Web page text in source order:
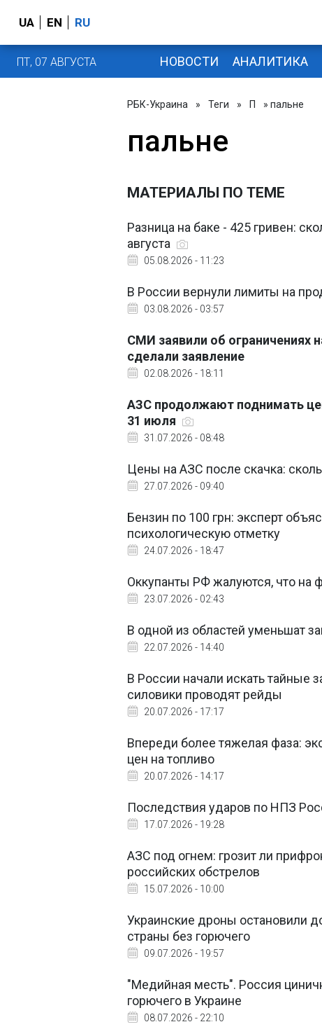
UA EN RU
ПТ, 07 АВГУСТА НОВОСТИ АНАЛИТИКА
РБК-Украина » Теги » П » пальне
пальне
МАТЕРИАЛЫ ПО ТЕМЕ
Разница на баке - 425 гривен:
августа
05.08.2026 - 11:23
В России вернули лимиты на
03.08.2026 - 03:57
СМИ заявили об ограничениях
сделали заявление
02.08.2026 - 18:11
АЗС продолжают поднимать
31 июля
31.07.2026 - 08:48
Цены на АЗС после скачка:
27.07.2026 - 09:40
Бензин по 100 грн: эксперт
психологическую отметку
24.07.2026 - 18:47
Оккупанты РФ жалуются, что на
23.07.2026 - 02:43
В одной из областей уменьшат
22.07.2026 - 14:40
В России начали искать тайные
силовики проводят рейды
20.07.2026 - 17:17
Впереди более тяжелая фаза:
цен на топливо
20.07.2026 - 14:17
Последствия ударов по НПЗ
17.07.2026 - 19:28
АЗС под огнем: грозит ли
российских обстрелов
15.07.2026 - 10:00
Украинские дроны остановили
страны без горючего
09.07.2026 - 19:57
"Медийная месть". Россия
горючего в Украине
08.07.2026 - 22:10